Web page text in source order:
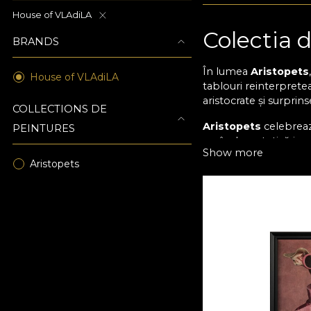
House of VLAdiLA
BRANDS
House of VLAdiLA
COLLECTIONS DE
PEINTURES
Aristopets
Colectia
În lumeaAristopets
tablouri
aristocrate și
Aristopets
creând o estetică
de epocă,
Arta
sacou de catifea,
moment de
Fiecare detaliu –
aer atemporal.
Show more